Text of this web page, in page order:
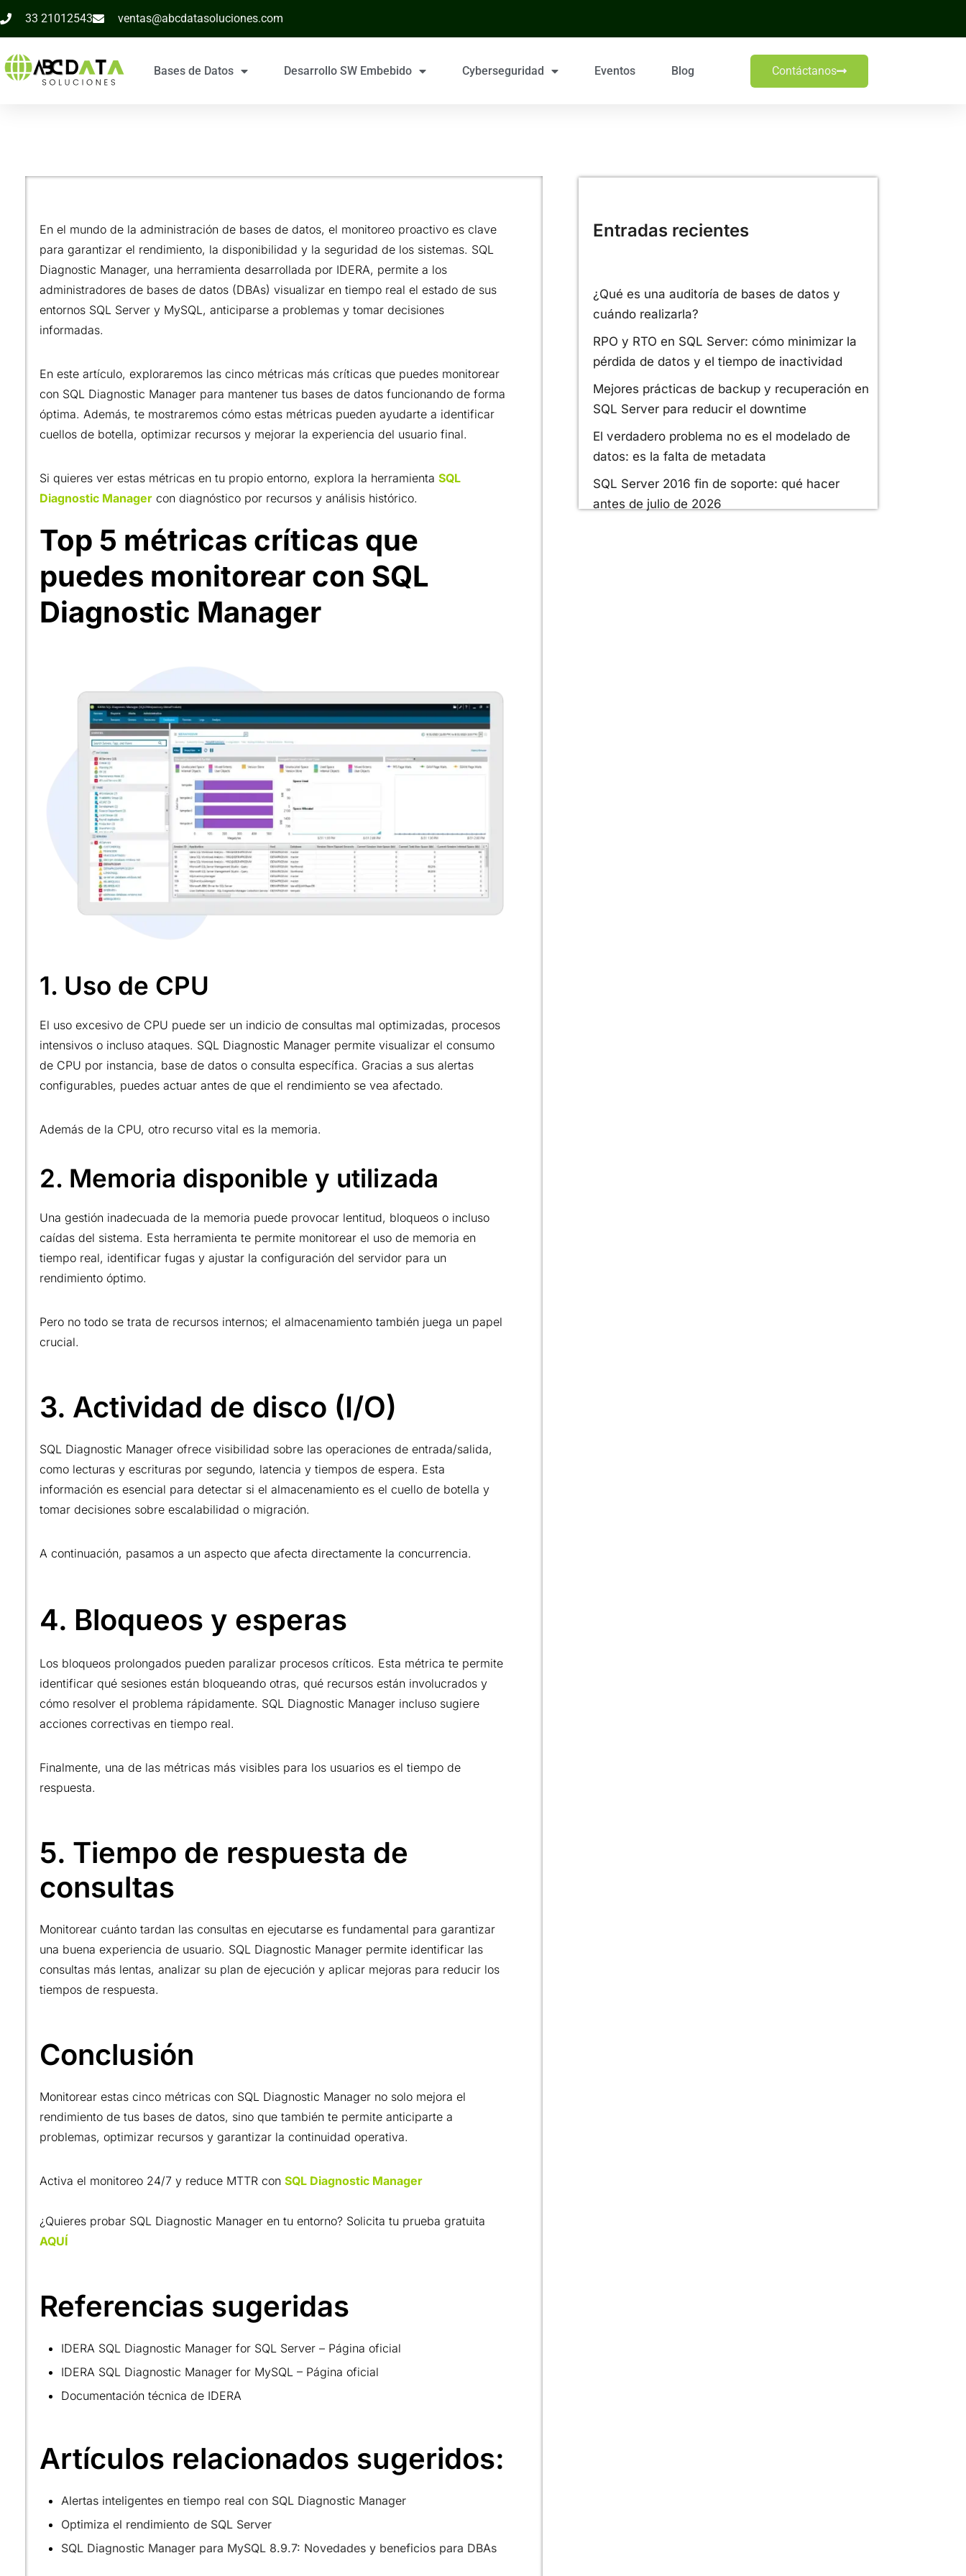
33 21012543 ventas@abcdatasoluciones.com
Bases de Datos Desarrollo SW Embebido Cyberseguridad Eventos Blog Contáctanos
En el mundo de la administración de bases de datos, el monitoreo proactivo es clave
para garantizar el rendimiento, la disponibilidad y la seguridad de los sistemas. SQL
Diagnostic Manager, una herramienta desarrollada por IDERA, permite a los
administradores de bases de datos (DBAs) visualizar en tiempo real el estado de sus
entornos SQL Server y MySQL, anticiparse a problemas y tomar decisiones
informadas.
En este artículo, exploraremos las cinco métricas más críticas que puedes monitorear
con SQL Diagnostic Manager para mantener tus bases de datos funcionando de forma
óptima. Además, te mostraremos cómo estas métricas pueden ayudarte a identificar
cuellos de botella, optimizar recursos y mejorar la experiencia del usuario final.
Si quieres ver estas métricas en tu propio entorno, explora la herramienta SQL
Diagnostic Manager con diagnóstico por recursos y análisis histórico.
Top 5 métricas críticas que
puedes monitorear con SQL
Diagnostic Manager
1. Uso de CPU
El uso excesivo de CPU puede ser un indicio de consultas mal optimizadas, procesos
intensivos o incluso ataques. SQL Diagnostic Manager permite visualizar el consumo
de CPU por instancia, base de datos o consulta específica. Gracias a sus alertas
configurables, puedes actuar antes de que el rendimiento se vea afectado.
Además de la CPU, otro recurso vital es la memoria.
2. Memoria disponible y utilizada
Una gestión inadecuada de la memoria puede provocar lentitud, bloqueos o incluso
caídas del sistema. Esta herramienta te permite monitorear el uso de memoria en
tiempo real, identificar fugas y ajustar la configuración del servidor para un
rendimiento óptimo.
Pero no todo se trata de recursos internos; el almacenamiento también juega un papel
crucial.
3. Actividad de disco (I/O)
SQL Diagnostic Manager ofrece visibilidad sobre las operaciones de entrada/salida,
como lecturas y escrituras por segundo, latencia y tiempos de espera. Esta
información es esencial para detectar si el almacenamiento es el cuello de botella y
tomar decisiones sobre escalabilidad o migración.
A continuación, pasamos a un aspecto que afecta directamente la concurrencia.
4. Bloqueos y esperas
Los bloqueos prolongados pueden paralizar procesos críticos. Esta métrica te permite
identificar qué sesiones están bloqueando otras, qué recursos están involucrados y
cómo resolver el problema rápidamente. SQL Diagnostic Manager incluso sugiere
acciones correctivas en tiempo real.
Finalmente, una de las métricas más visibles para los usuarios es el tiempo de
respuesta.
5. Tiempo de respuesta de
consultas
Monitorear cuánto tardan las consultas en ejecutarse es fundamental para garantizar
una buena experiencia de usuario. SQL Diagnostic Manager permite identificar las
consultas más lentas, analizar su plan de ejecución y aplicar mejoras para reducir los
tiempos de respuesta.
Conclusión
Monitorear estas cinco métricas con SQL Diagnostic Manager no solo mejora el
rendimiento de tus bases de datos, sino que también te permite anticiparte a
problemas, optimizar recursos y garantizar la continuidad operativa.
Activa el monitoreo 24/7 y reduce MTTR con SQL Diagnostic Manager
¿Quieres probar SQL Diagnostic Manager en tu entorno? Solicita tu prueba gratuita
AQUÍ
Referencias sugeridas
IDERA SQL Diagnostic Manager for SQL Server – Página oficial
IDERA SQL Diagnostic Manager for MySQL – Página oficial
Documentación técnica de IDERA
Artículos relacionados sugeridos:
Alertas inteligentes en tiempo real con SQL Diagnostic Manager
Optimiza el rendimiento de SQL Server
SQL Diagnostic Manager para MySQL 8.9.7: Novedades y beneficios para DBAs
Entradas recientes
¿Qué es una auditoría de bases de datos y
cuándo realizarla?
RPO y RTO en SQL Server: cómo minimizar la
pérdida de datos y el tiempo de inactividad
Mejores prácticas de backup y recuperación en
SQL Server para reducir el downtime
El verdadero problema no es el modelado de
datos: es la falta de metadata
SQL Server 2016 fin de soporte: qué hacer
antes de julio de 2026